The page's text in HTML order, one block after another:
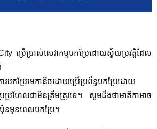
ប្រើប្រាស់សេវាកម្មបកប្រែដោយស្វ័យប្រវត្តិដែល
របកប្រែមេកានិចដោយប្រើប្រព័ន្ធបកប្រែដោយ
ែប្រហែលជាមិនត្រឹមត្រូវទេ។ សូម​ដឹង​ថា​មាតិកា​អាច​
ន​មុន​ពេល​បក​ប្រែ។